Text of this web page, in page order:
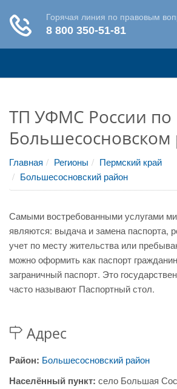
ТП УФМС России по
Большесосновском
Главная Регионы
Пермский край
Большесосновский район
Самыми востребованными услугами
являются: выдача и замена паспорта,
учет по месту жительства или
можно оформить как паспорт
заграничный паспорт. Это
часто называют Паспортный стол.
Адрес
Район: Большесосновский район
Населённый пункт: село Большая